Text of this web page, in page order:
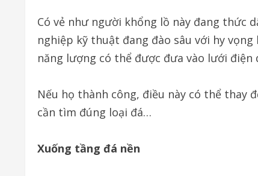
Có vẻ như người khổng lồ này đang thức
nghiệp kỹ thuật đang đào sâu với hy
năng lượng có thể được đưa vào lưới
Nếu họ thành công, điều này có thể thay
cần tìm đúng loại đá…
Xuống tầng đá nền